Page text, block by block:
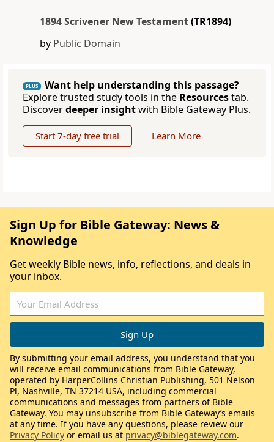
1894 Scrivener New Testament(TR1894)
by Public Domain
PLUS
Want help understanding this passage?
Explore trusted study tools in the Resourcestab.
Discoverdeeper insightwith Bible Gateway Plus.
Start 7-day free trial Learn More
Sign Up for Bible Gateway: News &
Knowledge
Get weekly Bible news, info, reflections, and deals in
your inbox.
By submitting your email address, you understand that you
will receive email communications from Bible Gateway,
operated by HarperCollins Christian Publishing, 501 Nelson
Pl, Nashville, TN 37214 USA, including commercial
communications and messages from partners of Bible
Gateway. You may unsubscribe from Bible Gateway’s emails
at any time. If you have any questions, please review our
Privacy Policy or email us at privacy@biblegateway.com.